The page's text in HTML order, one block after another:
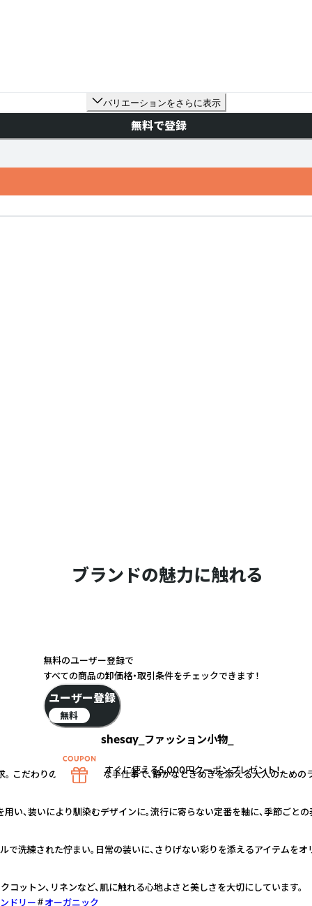
バリエーションをさらに表示
無料で登録
ブランドの魅力に触れる
shesay‗ファッション小物‗
こだわりの素材と丁寧な手仕事で、静かなときめきを添える大人のための
い、装いにより馴染むデザインに。流行に寄らない定番を軸に、季節ごとの
で洗練された佇まい。日常の装いに、さりげない彩りを添えるアイテムをオ
コットン、リネンなど、肌に触れる心地よさと美しさを大切にしています。
ドリー
オーガニック
無料のユーザー登録で
すべての商品の卸価格・取引条件をチェックできます！
ユーザー登録
無料
すぐに使える5,000円クーポンプレゼント！